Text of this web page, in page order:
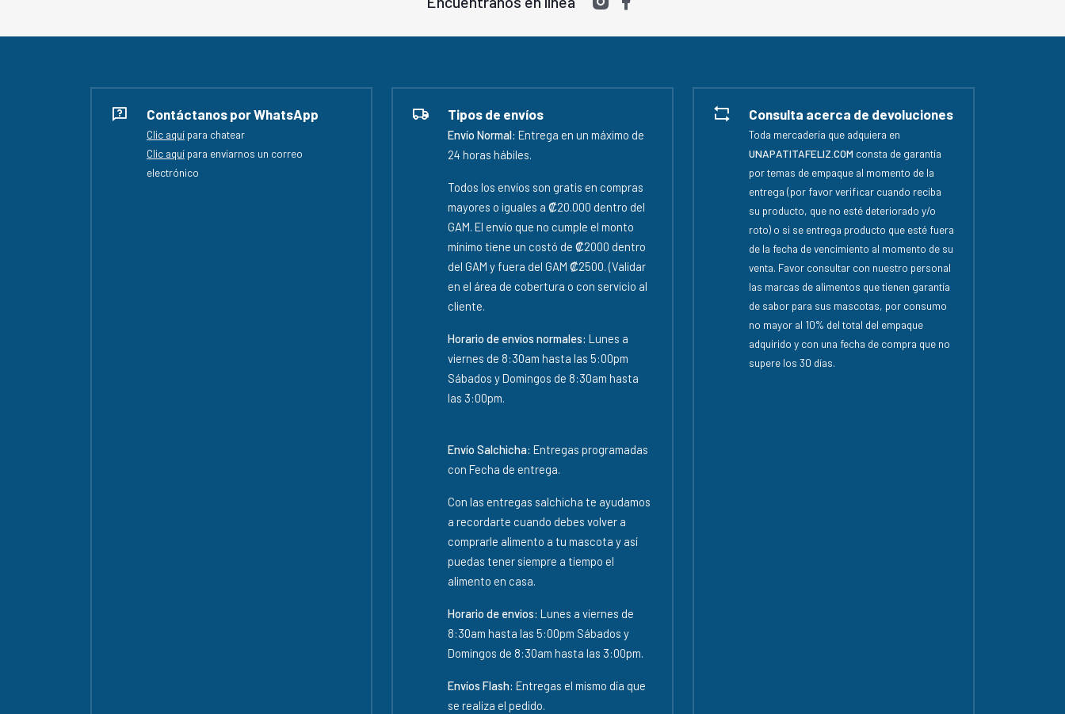
Contáctanos por WhatsApp
Clic aquí para chatear
Clic aquí para enviarnos un correo
electrónico
Tipos de envíos
Envío Normal: Entrega en un máximo de
24 horas hábiles.
Todos los envíos son gratis en compras
mayores o iguales a ₡20.000 dentro del
GAM. El envío que no cumple el monto
mínimo tiene un costó de ₡2000 dentro
del GAM y fuera del GAM ₡2500. (Validar
en el área de cobertura o con servicio al
cliente.
Horario de envios normales: Lunes a
viernes de 8:30am hasta las 5:00pm
Sábados y Domingos de 8:30am hasta
las 3:00pm.
Envío Salchicha: Entregas programadas
con Fecha de entrega.
Con las entregas salchicha te ayudamos
a recordarte cuando debes volver a
comprarle alimento a tu mascota y así
puedas tener siempre a tiempo el
alimento en casa.
Horario de envios: Lunes a viernes de
8:30am hasta las 5:00pm Sábados y
Domingos de 8:30am hasta las 3:00pm.
Envíos Flash: Entregas el mismo día que
se realiza el pedido.
Consulta acerca de devoluciones
Toda mercadería que adquiera en
UNAPATITAFELIZ.COM consta de garantía
por temas de empaque al momento de la
entrega (por favor verificar cuando reciba
su producto, que no esté deteriorado y/o
roto) o si se entrega producto que esté fuera
de la fecha de vencimiento al momento de su
venta. Favor consultar con nuestro personal
las marcas de alimentos que tienen garantía
de sabor para sus mascotas, por consumo
no mayor al 10% del total del empaque
adquirido y con una fecha de compra que no
supere los 30 días.